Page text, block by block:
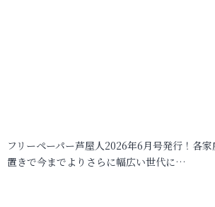
フリーペーパー芦屋人2026年6月号発行！各
置きで今までよりさらに幅広い世代に…